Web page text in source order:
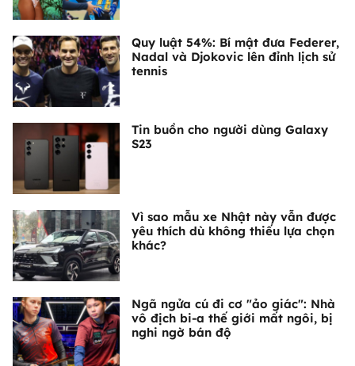
Quy luật 54%: Bí mật đưa Federer,
Nadal và Djokovic lên đỉnh lịch sử
tennis
Tin buồn cho người dùng Galaxy
S23
Vì sao mẫu xe Nhật này vẫn được
yêu thích dù không thiếu lựa chọn
khác?
Ngã ngửa cú đi cơ "ảo giác": Nhà
vô địch bi-a thế giới mất ngôi, bị
nghi ngờ bán độ